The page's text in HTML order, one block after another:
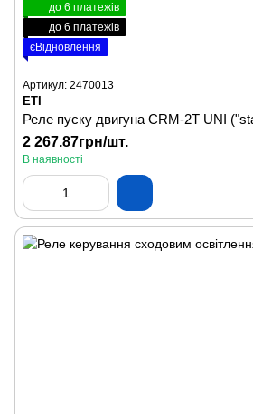
до 6 платежів
до 6 платежів
єВідновлення
Артикул: 2470013
ETI
Реле пуску двигуна CRM-2T UNI
2 267.87грн/шт.
В наявності